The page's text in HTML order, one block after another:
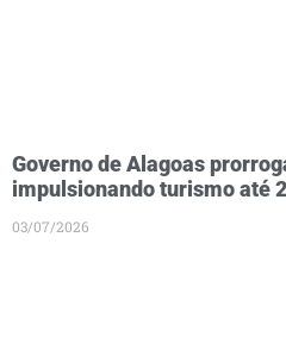
Governo de Alagoas
impulsionando turismo até
03/07/2026